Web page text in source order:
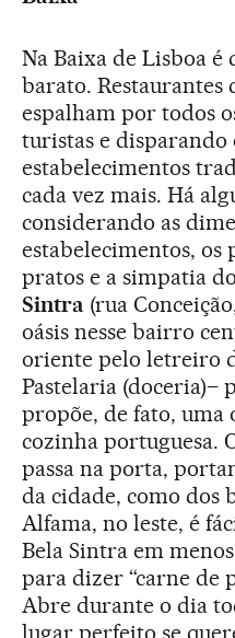
Na Baixa de Lisboa
barato. Restaurantes
espalham por todos
turistas e disparando
estabelecimentos
cada vez mais. Há
considerando as
estabelecimentos, os
pratos e a simpatia
Sintra (rua
oásis nesse bairro
oriente pelo letreiro
Pastelaria (doceria)–
propõe, de fato, uma
cozinha portuguesa.
passa na porta,
da cidade, como dos
Alfama, no leste, é
Bela Sintra em
para dizer “carne de
Abre durante o dia
lugar perfeito se